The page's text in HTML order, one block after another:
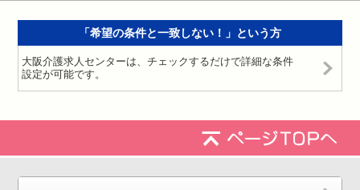
「希望の条件と一致しない！」という方
大阪介護求人センターは、チェックするだけで詳細な条件
設定が可能です。